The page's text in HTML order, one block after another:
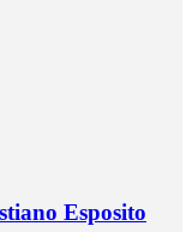
Esposito